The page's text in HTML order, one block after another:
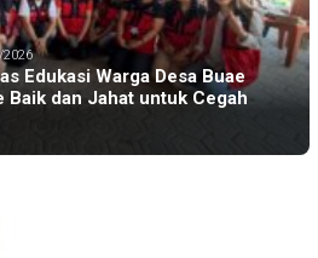
2026
Edukasi Warga Desa Buae
Baik dan Jahat untuk Cegah